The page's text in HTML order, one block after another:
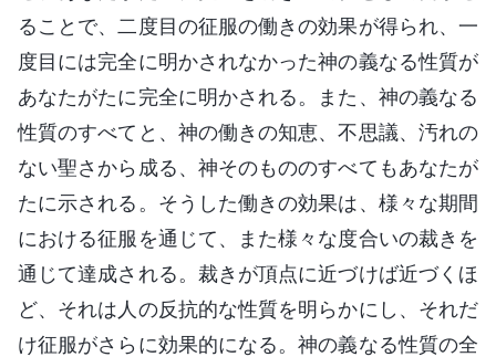
ることで、二度目の征服の働きの効果が得られ、一
度目には完全に明かされなかった神の義なる性質が
あなたがたに完全に明かされる。また、神の義なる
性質のすべてと、神の働きの知恵、不思議、汚れの
ない聖さから成る、神そのもののすべてもあなたが
たに示される。そうした働きの効果は、様々な期間
における征服を通じて、また様々な度合いの裁きを
通じて達成される。裁きが頂点に近づけば近づくほ
ど、それは人の反抗的な性質を明らかにし、それだ
け征服がさらに効果的になる。神の義なる性質の全